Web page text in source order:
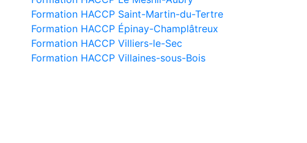
Formation HACCP Saint-Martin-du-Tertre
Formation HACCP Épinay-Champlâtreux
Formation HACCP Villiers-le-Sec
Formation HACCP Villaines-sous-Bois